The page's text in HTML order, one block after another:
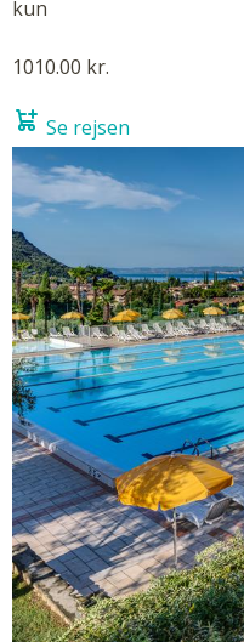
kun
1010.00 kr.
Se rejsen